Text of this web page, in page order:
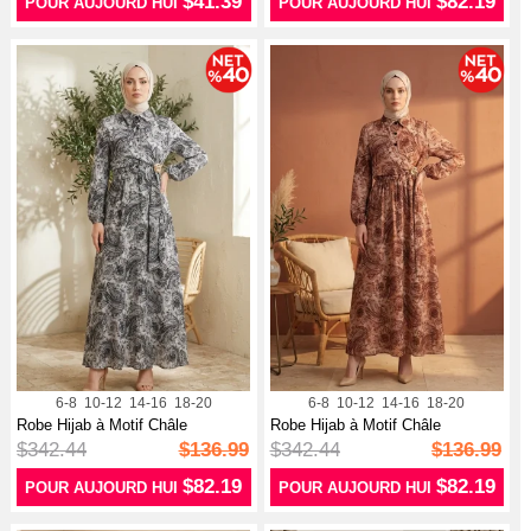
6-8 10-12 14-16 18-20
Robe Hijab à Motif Châle
Boutonnée ...
$342.44 $136.99
POUR AUJOURD HUI$82.19
6-8 10-12 14-16 18-20
Robe Hijab à Motif Châle
Boutonnée ...
$342.44 $136.99
POUR AUJOURD HUI $82.19